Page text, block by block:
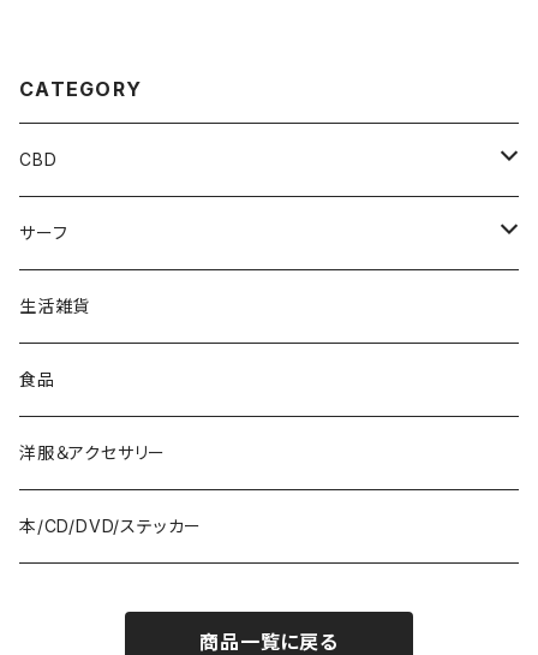
CATEGORY
CBD
Edibles
Drinks
Bath&Body
Vapes
サーフ
Surfboards
Wetsuits
Fins
Accessories
生活雑貨
食品
洋服＆アクセサリー
本/CD/DVD/ステッカー
商品一覧に戻る